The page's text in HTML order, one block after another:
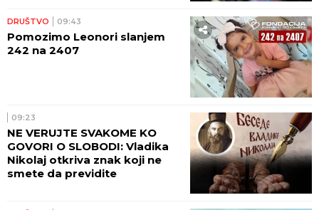
DRUŠTVO 09:43
Pomozimo Leonori slanjem
242 na 2407
09:23
NE VERUJTE SVAKOME KO
GOVORI O SLOBODI: Vladika
Nikolaj otkriva znak koji ne
smete da previdite